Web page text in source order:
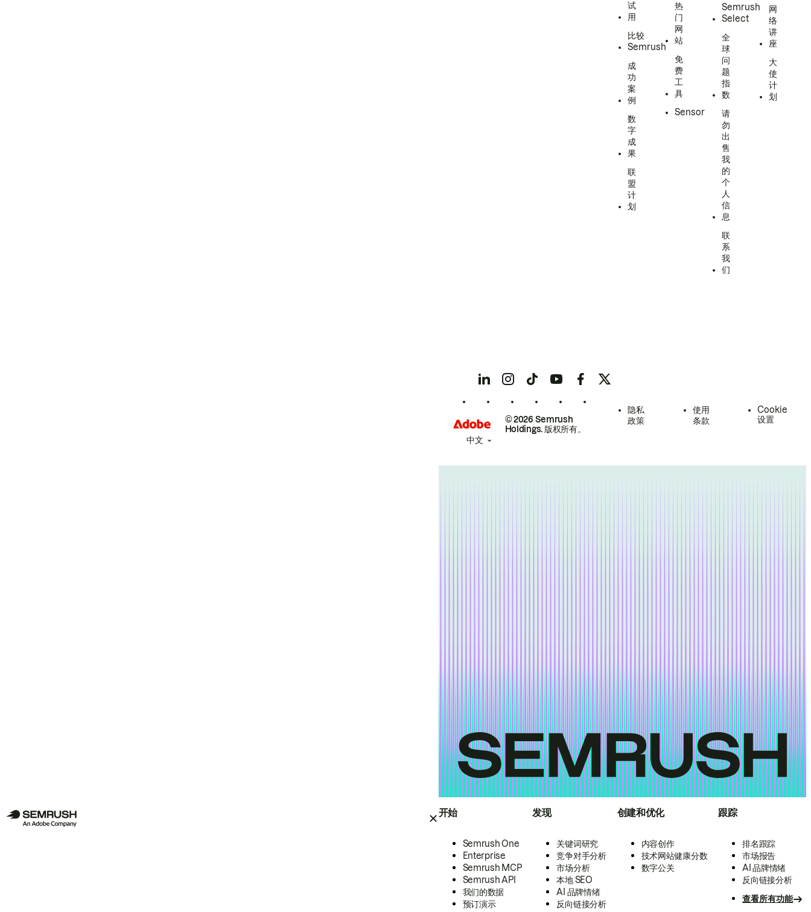
开始
Semrush One
Enterprise
Semrush MCP
Semrush API
我们的数据
预订演示
发现
关键词研究
竞争对手分析
市场分析
本地 SEO
AI 品牌情绪
反向链接分析
创建和优化
内容创作
技术网站健康分数
数字公关
跟踪
排名跟踪
市场报告
AI 品牌情绪
反向链接分析
查看所有功能
试
用
比较
Semrush
成
功
案
例
数
字
成
果
联
盟
计
划
热
门
网
站
免
费
工
具
Sensor
Semrush
Select
全
球
问
题
指
数
请
勿
出
售
我
的
个
人
信
息
联
系
我
们
网
络
讲
座
大
使
计
划
© 2026 Semrush
Holdings. 版权所有。
隐私
政策
使用
条款
Cookie
设置
中文